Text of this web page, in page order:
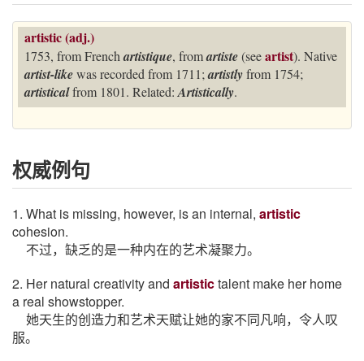
artistic (adj.)
1753, from Frenchartistique, fromartiste(seeartist). Native
artist-likewas recorded from 1711;artistlyfrom 1754;
artisticalfrom 1801. Related: Artistically.
权威例句
1. What is missing, however, is an internal, artistic
cohesion.
不过，缺乏的是一种内在的艺术凝聚力。
2. Her natural creativity and artistictalent make her home
a real showstopper.
她天生的创造力和艺术天赋让她的家不同凡响，令人叹
服。